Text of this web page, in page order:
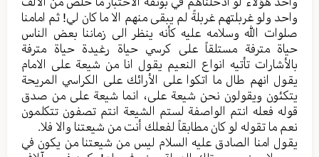
واحد ولو غربلتهم غربلةً لم یبقی منهم الا ما کان لي! ثم امامنا
صلوات الله وسلامه علیه کأنه ینظر الی زماننا بعض الناس
حیاة مترفة مستلقاً علی کرسي حیاة رغیدة حیاة مترفة
بالأشارات تأتيه انواع النعیم یقول انا من شیعة علی الامام
یقول انهم طال ما اتکوا علی الأرائك علی الکراسي المریحة
یتکئون ویقولون نحن شیعة علی، انما شیعة علی من صدق
قوله فعله انتم الواصفة لستم الشیعة انتم تصفون تتکلمون
نعم ما تقوله لو کان مطابقاً لفعلك أنت من شیعتنا والا فلا.
یقول امنا الصادق علیه السلام لیس من شیعتنا من یکون في